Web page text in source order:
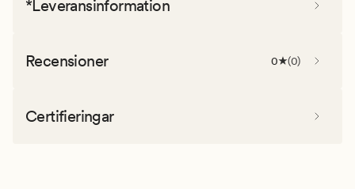
*Leveransinformation
Recensioner 0 (0)
Certifieringar